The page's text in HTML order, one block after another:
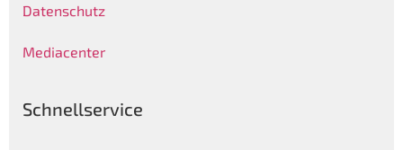
Datenschutz
Mediacenter
Schnellservice